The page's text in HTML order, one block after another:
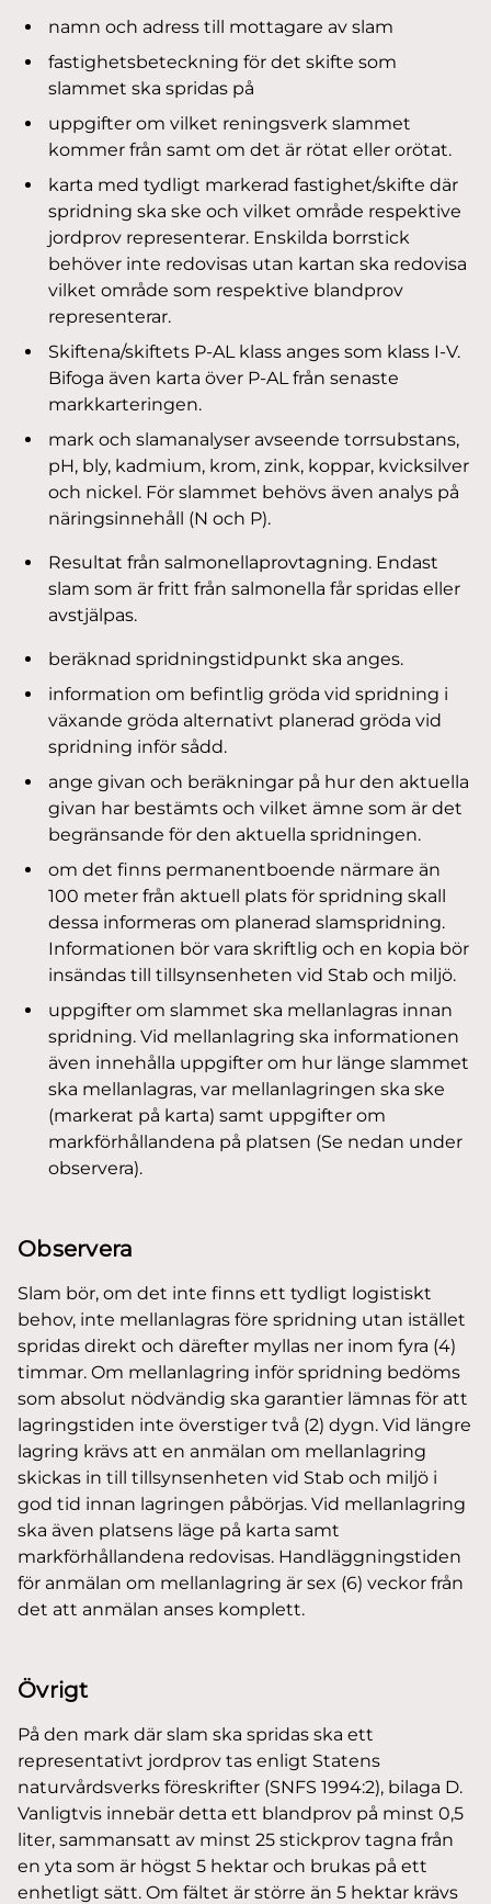
namn och adress till mottagare av slam
fastighetsbeteckning för det skifte som
slammet ska spridas på
uppgifter om vilket reningsverk slammet
kommer från samt om det är rötat eller orötat.
karta med tydligt markerad fastighet/skifte där
spridning ska ske och vilket område respektive
jordprov representerar. Enskilda borrstick
behöver inte redovisas utan kartan ska redovisa
vilket område som respektive blandprov
representerar.
Skiftena/skiftets P-AL klass anges som klass I-V.
Bifoga även karta över P-AL från senaste
markkarteringen.
mark och slamanalyser avseende torrsubstans,
pH, bly, kadmium, krom, zink, koppar, kvicksilver
och nickel. För slammet behövs även analys på
näringsinnehåll (N och P).
Resultat från salmonellaprovtagning. Endast
slam som är fritt från salmonella får spridas eller
avstjälpas.
beräknad spridningstidpunkt ska anges.
information om befintlig gröda vid spridning i
växande gröda alternativt planerad gröda vid
spridning inför sådd.
ange givan och beräkningar på hur den aktuella
givan har bestämts och vilket ämne som är det
begränsande för den aktuella spridningen.
om det finns permanentboende närmare än
100 meter från aktuell plats för spridning skall
dessa informeras om planerad slamspridning.
Informationen bör vara skriftlig och en kopia bör
insändas till tillsynsenheten vid Stab och miljö.
uppgifter om slammet ska mellanlagras innan
spridning. Vid mellanlagring ska informationen
även innehålla uppgifter om hur länge slammet
ska mellanlagras, var mellanlagringen ska ske
(markerat på karta) samt uppgifter om
markförhållandena på platsen (Se nedan under
observera).
Observera
Slam bör, om det inte finns ett tydligt logistiskt
behov, inte mellanlagras före spridning utan istället
spridas direkt och därefter myllas ner inom fyra (4)
timmar. Om mellanlagring inför spridning bedöms
som absolut nödvändig ska garantier lämnas för att
lagringstiden inte överstiger två (2) dygn. Vid längre
lagring krävs att en anmälan om mellanlagring
skickas in till tillsynsenheten vid Stab och miljö i
god tid innan lagringen påbörjas. Vid mellanlagring
ska även platsens läge på karta samt
markförhållandena redovisas. Handläggningstiden
för anmälan om mellanlagring är sex (6) veckor från
det att anmälan anses komplett.
Övrigt
På den mark där slam ska spridas ska ett
representativt jordprov tas enligt Statens
naturvårdsverks föreskrifter (SNFS 1994:2), bilaga D.
Vanligtvis innebär detta ett blandprov på minst 0,5
liter, sammansatt av minst 25 stickprov tagna från
en yta som är högst 5 hektar och brukas på ett
enhetligt sätt. Om fältet är större än 5 hektar krävs